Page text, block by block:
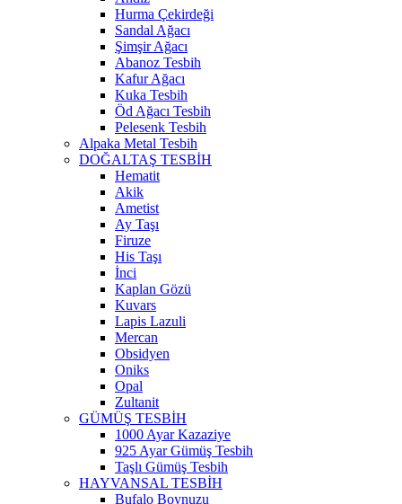
Hurma Çekirdeği
Sandal Ağacı
Şimşir Ağacı
Abanoz Tesbih
Kafur Ağacı
Kuka Tesbih
Öd Ağacı Tesbih
Pelesenk Tesbih
Alpaka Metal Tesbih
DOĞALTAŞ TESBİH
Hematit
Akik
Ametist
Ay Taşı
Firuze
His Taşı
İnci
Kaplan Gözü
Kuvars
Lapis Lazuli
Mercan
Obsidyen
Oniks
Opal
Zultanit
GÜMÜŞ TESBİH
1000 Ayar Kazaziye
925 Ayar Gümüş Tesbih
Taşlı Gümüş Tesbih
HAYVANSAL TESBİH
Bufalo Boynuzu